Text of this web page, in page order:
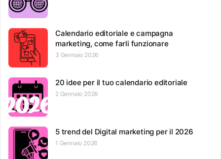
Calendario editoriale e campagna
marketing, come farli funzionare
3 Gennaio 2026
20 idee per il tuo calendario editoriale
2 Gennaio 2026
5 trend del Digital marketing per il 2026
1 Gennaio 2026